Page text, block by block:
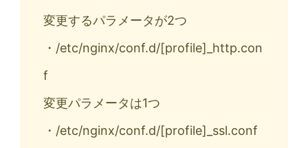
変更するパラメータが2つ
・/etc/nginx/conf.d/[profile]_http.con
f
変更パラメータは1つ
・/etc/nginx/conf.d/[profile]_ssl.conf